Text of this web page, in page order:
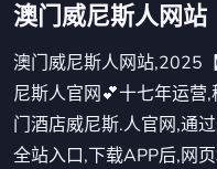
澳门威尼斯人网站
澳门威尼斯人网站,2025
尼斯人官网💕十七年运营
门酒店威尼斯.人官网,通
全站入口,下载APP后,网